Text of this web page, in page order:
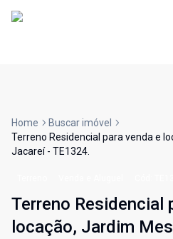
Home
Buscar imóvel
Terreno Residencial para venda e
Jacareí - TE1324.
Terreno Residencial
locação, Jardim